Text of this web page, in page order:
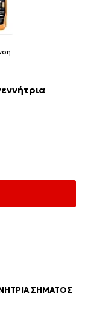
ΣΉΜΑΤΟΣ